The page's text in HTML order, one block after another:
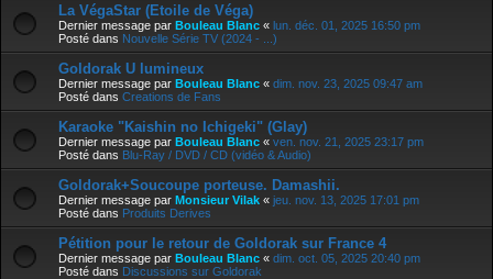
La VégaStar (Etoile de Véga)
Dernier message par Bouleau Blanc « lun. déc. 01, 2025 16:50 pm
Posté dans Nouvelle Série TV (2024 - ...)
Goldorak U lumineux
Dernier message par Bouleau Blanc « dim. nov. 23, 2025 09:47 am
Posté dans Creations de Fans
Karaoke "Kaishin no Ichigeki" (Glay)
Dernier message par Bouleau Blanc « ven. nov. 21, 2025 23:17 pm
Posté dans Blu-Ray / DVD / CD (vidéo & Audio)
Goldorak+Soucoupe porteuse. Damashii.
Dernier message par Monsieur Vilak « jeu. nov. 13, 2025 17:01 pm
Posté dans Produits Derives
Pétition pour le retour de Goldorak sur France 4
Dernier message par Bouleau Blanc « dim. oct. 05, 2025 20:40 pm
Posté dans Discussions sur Goldorak